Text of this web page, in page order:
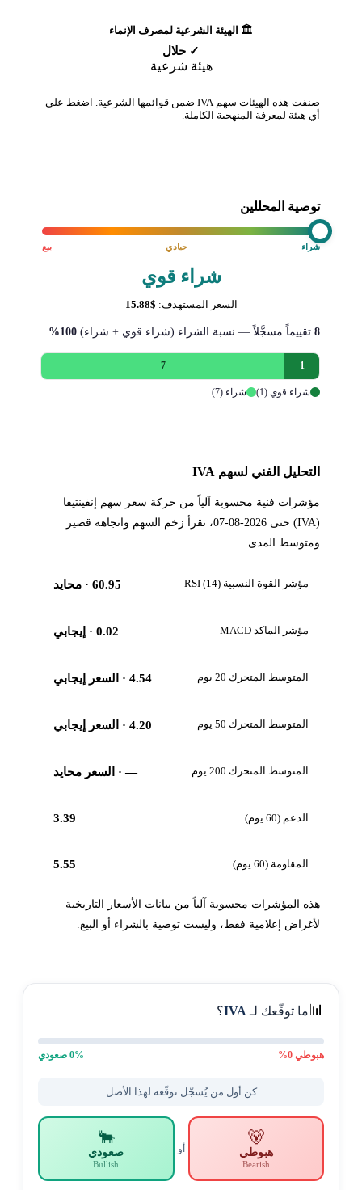
🏛️ الهيئة الشرعية لمصرف الإنماء
✓ حلال
هيئة شرعية
صنفت هذه الهيئات سهم IVA ضمن قوائمها الشرعية. اضغط على
أي هيئة لمعرفة المنهجية الكاملة.
توصية المحللين
بيع حيادي شراء
شراء قوي
السعر المستهدف: $15.88
8تقييماً مسجَّلاً — نسبة الشراء (شراء قوي + شراء) 100%
.
1
7
شراء قوي (1) شراء (7)
التحليل الفني لسهم IVA
مؤشرات فنية محسوبة آلياً من حركة سعر سهم إنفينتيفا
(IVA) حتى 2026-08-07، تقرأ زخم السهم واتجاهه قصير
ومتوسط المدى.
مؤشر القوة النسبية RSI (14) 60.95· محايد
مؤشر الماكد MACD 0.02· إيجابي
المتوسط المتحرك 20 يوم 4.54· السعر إيجابي
المتوسط المتحرك 50 يوم 4.20· السعر إيجابي
المتوسط المتحرك 200 يوم —· السعر محايد
الدعم (60 يوم) 3.39
المقاومة (60 يوم) 5.55
هذه المؤشرات محسوبة آلياً من بيانات الأسعار التاريخية
لأغراض إعلامية فقط، وليست توصية بالشراء أو البيع.
📊 ما توقّعك لـIVA؟
هبوطي0
%
0% صعودي
كن أول من يُسجّل توقّعه لهذا الأصل
🐻
هبوطي
Bearish
أو
🐂
صعودي
Bullish